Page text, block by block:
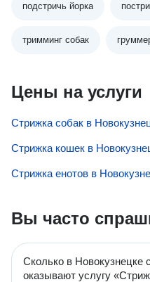
подстричь йорка
тримминг собак
Цены на услуги
Стрижка собак в
Стрижка кошек в
Стрижка енотов в
Вы часто
Сколько в Новокузнецке
оказывают услугу